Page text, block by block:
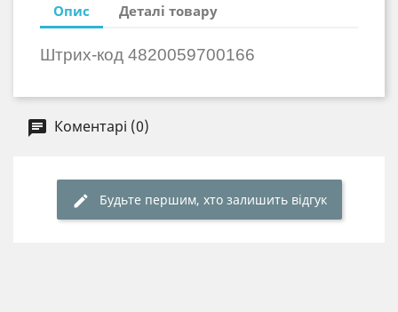
Опис Деталі товару
Штрих-код 4820059700166
Коментарі (0)
Будьте першим, хто залишить відгук